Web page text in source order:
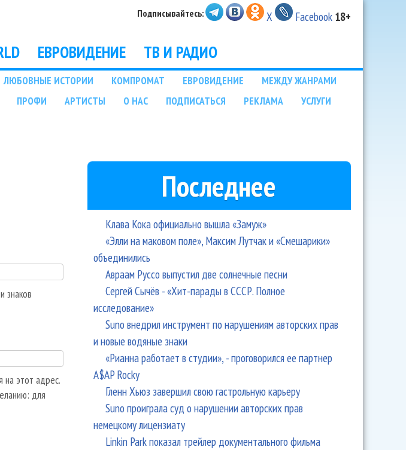
Подписывайтесь: X Facebook 18+
ЕВРОВИДЕНИЕ ТВ И РАДИО
ЛЮБОВНЫЕ ИСТОРИИ КОМПРОМАТ ЕВРОВИДЕНИЕ
МЕЖДУ ЖАНРАМИ
ПРОФИ АРТИСТЫ О НАС ПОДПИСАТЬСЯ РЕКЛАМА
УСЛУГИ
знаков
на этот адрес.
для
Последнее
Клава Кока официально вышла «Замуж»
«Элли на маковом поле», Максим Лутчак и «Смешарики»
объединились
Авраам Руссо выпустил две солнечные песни
Сергей Сычёв - «Хит-парады в СССР. Полное
исследование»
Suno внедрил инструмент по нарушениям авторских прав
и новые водяные знаки
«Рианна работает в студии», - проговорился ее партнер
A$AP Rocky
Гленн Хьюз завершил свою гастрольную карьеру
Suno проиграла суд о нарушении авторских прав
немецкому лицензиату
Linkin Park показал трейлер документального фильма